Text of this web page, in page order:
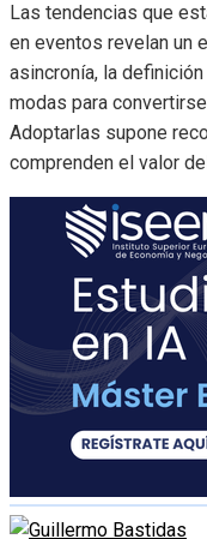
Las tendencias que
en eventos revelan un
asincronía, la
modas para
Adoptarlas supone
comprenden el valor